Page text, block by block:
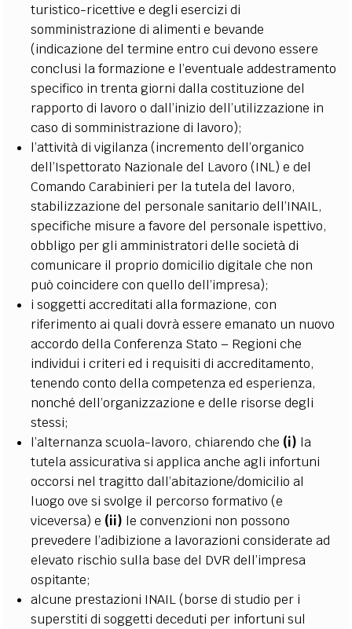
turistico-ricettive e degli esercizi di
somministrazione di alimenti e bevande
(indicazione del termine entro cui devono essere
conclusi la formazione e l’eventuale addestramento
specifico in trenta giorni dalla costituzione del
rapporto di lavoro o dall’inizio dell’utilizzazione in
caso di somministrazione di lavoro);
l’attività di vigilanza (incremento dell’organico
dell’Ispettorato Nazionale del Lavoro (INL) e del
Comando Carabinieri per la tutela del lavoro,
stabilizzazione del personale sanitario dell’INAIL,
specifiche misure a favore del personale ispettivo,
obbligo per gli amministratori delle società di
comunicare il proprio domicilio digitale che non
può coincidere con quello dell’impresa);
i soggetti accreditati alla formazione, con
riferimento ai quali dovrà essere emanato un nuovo
accordo della Conferenza Stato – Regioni che
individui i criteri ed i requisiti di accreditamento,
tenendo conto della competenza ed esperienza,
nonché dell’organizzazione e delle risorse degli
stessi;
l’alternanza scuola-lavoro, chiarendo che (i) la
tutela assicurativa si applica anche agli infortuni
occorsi nel tragitto dall’abitazione/domicilio al
luogo ove si svolge il percorso formativo (e
viceversa) e (ii) le convenzioni non possono
prevedere l’adibizione a lavorazioni considerate ad
elevato rischio sulla base del DVR dell’impresa
ospitante;
alcune prestazioni INAIL (borse di studio per i
superstiti di soggetti deceduti per infortuni sul